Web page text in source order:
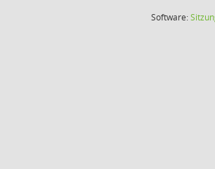
Software: